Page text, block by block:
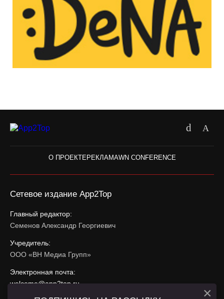
О ПРОЕКТЕРЕКЛАМАWN CONFERENCE
Сетевое издание App2Top
Главный редактор:
Семенов Александр Георгиевич
Учредитель:
ООО «ВН Медиа Групп»
Электронная почта:
welcome@app2top.ru
×